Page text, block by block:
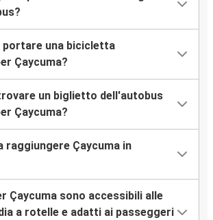
portare una bicicletta
Çaycuma?
un biglietto dell'autobus
Çaycuma?
raggiungere Çaycuma in
Çaycuma sono accessibili alle
a rotelle e adatti ai passeggeri